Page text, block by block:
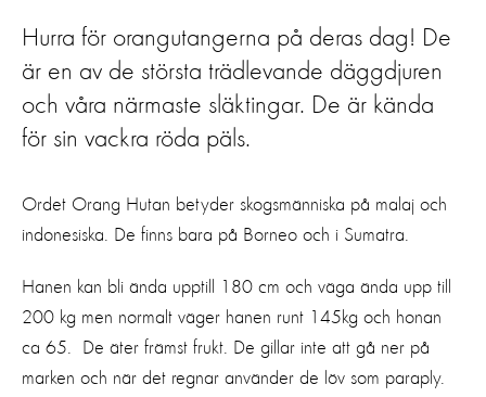
Hurra för orangutangerna på deras dag! De
är en av de största trädlevande däggdjuren
och våra närmaste släktingar. De är kända
för sin vackra röda päls.
Ordet Orang Hutan betyder skogsmänniska på malaj och
indonesiska. De finns bara på Borneo och i Sumatra.
Hanen kan bli ända upptill 180 cm och väga ända upp till
200 kg men normalt väger hanen runt 145kg och honan
ca 65. De äter främst frukt. De gillar inte att gå ner på
marken och när det regnar använder de löv som paraply.